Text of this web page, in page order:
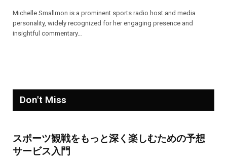
Michelle Smallmon is a prominent sports radio host and media
personality, widely recognized for her engaging presence and
insightful commentary…
Don't Miss
スポーツ観戦をもっと深く楽しむための予想
サービス入門